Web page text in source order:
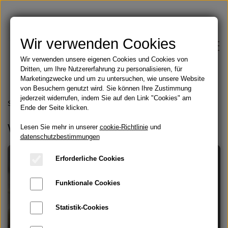
Feste Seifen
Angebote
Öle
Kontakt
Startseite Webshop
Webshop
Wir verwenden Cookies
Wir verwenden unsere eigenen Cookies und Cookies von
Dritten, um Ihre Nutzererfahrung zu personalisieren, für
Marketingzwecke und um zu untersuchen, wie unsere Website
von Besuchern genutzt wird. Sie können Ihre Zustimmung
jederzeit widerrufen, indem Sie auf den Link "Cookies" am
Ende der Seite klicken.
Lesen Sie mehr in unserer cookie-Richtlinieund
datenschutzbestimmungen
Erforderliche Cookies
Funktionale Cookies
Statistik-Cookies